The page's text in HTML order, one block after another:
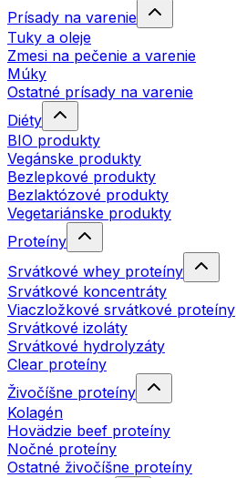
Prísady na varenie
Tuky a oleje
Zmesi na pečenie a varenie
Múky
Ostatné prísady na varenie
Diéty
BIO produkty
Vegánske produkty
Bezlepkové produkty
Bezlaktózové produkty
Vegetariánske produkty
Proteíny
Srvátkové whey proteíny
Srvátkové koncentráty
Viaczložkové srvátkové proteíny
Srvátkové izoláty
Srvátkové hydrolyzáty
Clear proteíny
Živočíšne proteíny
Kolagén
Hovädzie beef proteíny
Nočné proteíny
Ostatné živočíšne proteíny